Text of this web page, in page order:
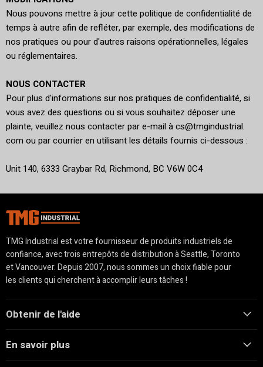
Nous pouvons mettre à jour cette politique de confidentialité de
temps à autre afin de refléter, par exemple, des modifications de
nos pratiques ou pour d'autres raisons opérationnelles, légales
ou réglementaires.
NOUS CONTACTER
Pour plus d'informations sur nos pratiques de confidentialité, si
vous avez des questions ou si vous souhaitez déposer une
plainte, veuillez nous contacter par e-mail à cs@tmgindustrial.
com ou par courrier en utilisant les détails fournis ci-dessous :
Unit 140, 6333 Graybar Rd, Richmond, BC V6W 0C4
TMG Industrial est votre fournisseur de produits industriels de
confiance, avec trois entrepôts de distribution à Seattle, Toronto
et Vancouver. Depuis 2007, nous sommes un choix fiable pour
les clients qui cherchent à accomplir leurs tâches !
Obtenir de l'aide
En savoir plus